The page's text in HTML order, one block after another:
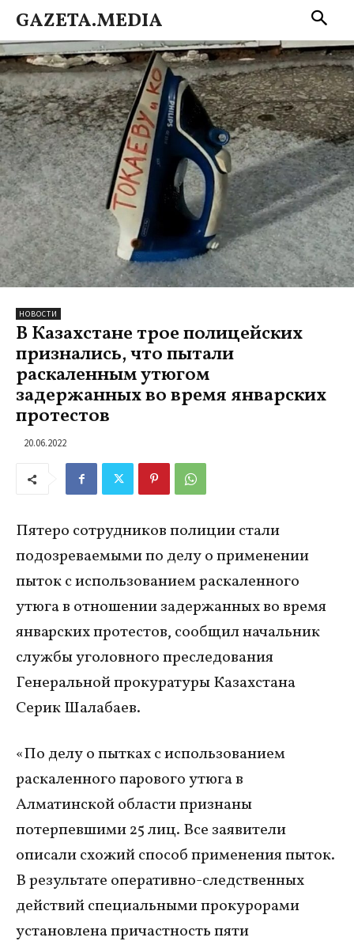
GAZETA.MEDIA
НОВОСТИ
В Казахстане трое полицейских
признались, что пытали
раскаленным утюгом
задержанных во время январских
протестов
20.06.2022
Пятеро сотрудников полиции стали
подозреваемыми по делу о применении
пыток с использованием раскаленного
утюга в отношении задержанных во время
январских протестов, сообщил начальник
службы уголовного преследования
Генеральной прокуратуры Казахстана
Серик Шалабаев.
«По делу о пытках с использованием
раскаленного парового утюга в
Алматинской области признаны
потерпевшими 25 лиц. Все заявители
описали схожий способ применения пыток.
В результате оперативно-следственных
действий специальными прокурорами
установлена причастность пяти